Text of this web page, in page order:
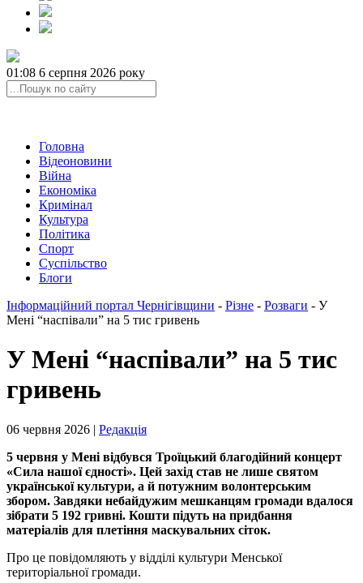
01:08 6 серпня 2026 року
Головна
Відеоновини
Війна
Економіка
Кримінал
Культура
Політика
Спорт
Суспільство
Блоги
Інформаційний портал Чернігівщини - Різне - Розваги - У
Мені “наспівали” на 5 тис гривень
У Мені “наспівали” на 5 тис
гривень
06 червня 2026 | Редакція
5 червня у Мені відбувся Троїцький благодійний концерт
«Сила нашої єдності». Цей захід став не лише святом
української культури, а й потужним волонтерським
збором. Завдяки небайдужим мешканцям громади вдалося
зібрати 5 192 гривні. Кошти підуть на придбання
матеріалів для плетіння маскувальних сіток.
Про це повідомляють у відділі культури Менської
територіальної громади.